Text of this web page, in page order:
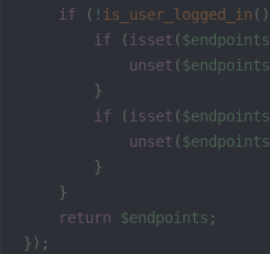
if
( ! is_user_logged_in ( )
if
( isset ($endpoints
unset ($endpoints
}
if
( isset ($endpoints
unset ($endpoints
}
}
return
$endpoints ;
} ) ;